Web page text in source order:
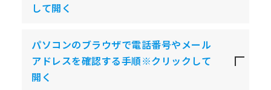
して開く
パソコンのブラウザで電話番号やメール
アドレスを確認する手順※クリックして
開く